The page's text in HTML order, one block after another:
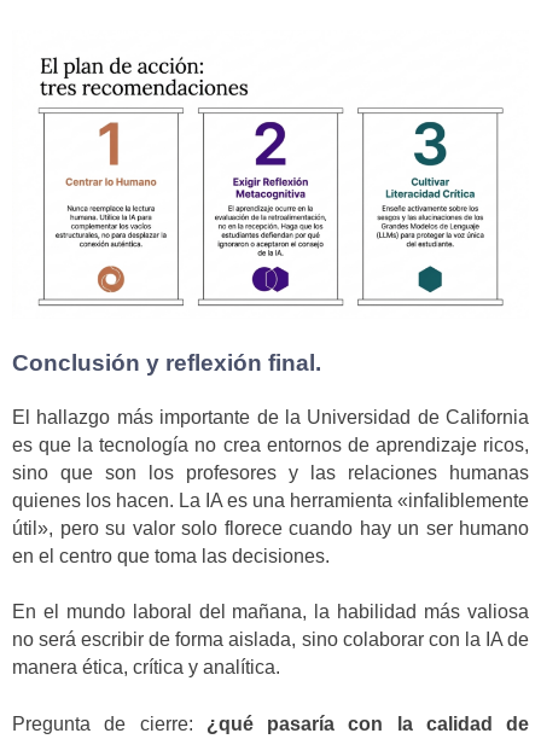
Conclusión y reflexión final.
El hallazgo más importante de la Universidad de California
es que la tecnología no crea entornos de aprendizaje ricos,
sino que son los profesores y las relaciones humanas
quienes los hacen. La IA es una herramienta «infaliblemente
útil», pero su valor solo florece cuando hay un ser humano
en el centro que toma las decisiones.
En el mundo laboral del mañana, la habilidad más valiosa
no será escribir de forma aislada, sino colaborar con la IA de
manera ética, crítica y analítica.
Pregunta de cierre: ¿qué pasaría con la calidad de